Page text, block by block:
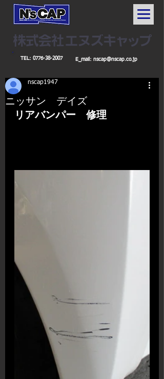
TEL: 0776-38-2007 E_mail: nscap@nscap.co.jp
ニッサン デイズ
nscap1947
リアバンパー　修理